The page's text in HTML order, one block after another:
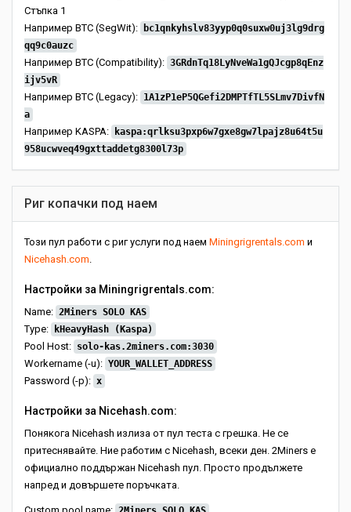
Стъпка 1
Например BTC (SegWit):
bc1qnkyhslv83yyp0q0suxw0uj3lg9drg
qq9c0auzc
Например BTC (Compatibility): 3GRdnTq18LyNveWa1gQJcgp8qEnz
ijv5vR
Например BTC (Legacy): 1A1zP1eP5QGefi2DMPTfTL5SLmv7DivfN
a
Например KASPA:
kaspa:qrlksu3pxp6w7gxe8gw7lpajz8u64t5u
958ucwveq49gxttaddetg8300l73p
Риг копачки под наем
Този пул работи с риг услуги под наем Miningrigrentals.com и
Nicehash.com.
Настройки за Miningrigrentals.com:
Name: 2Miners SOLO KAS
Type: kHeavyHash (Kaspa)
Pool Host: solo-kas.2miners.com:3030
Workername (-u): YOUR_WALLET_ADDRESS
Password (-p): x
Настройки за Nicehash.com:
Понякога Nicehash излиза от пул теста с грешка. Не се
притеснявайте. Ние работим с Nicehash, всеки ден. 2Miners е
официално поддържан Nicehash пул. Просто продължете
напред и довършете поръчката.